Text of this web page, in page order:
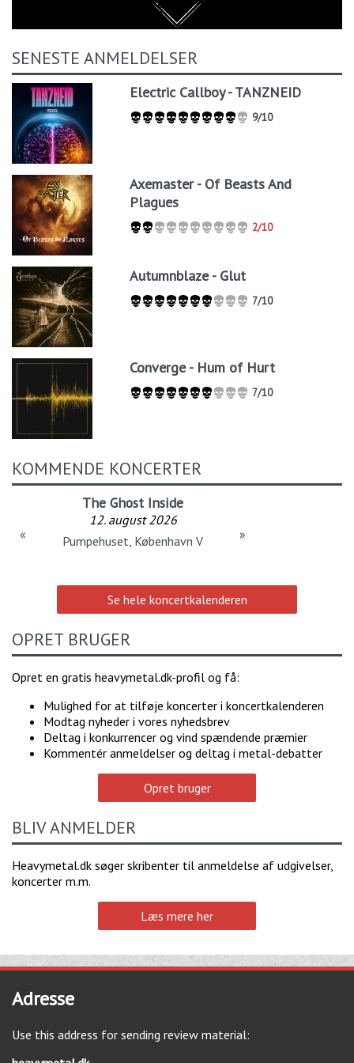
SENESTE ANMELDELSER
Electric Callboy - TANZNEID
9/10
Axemaster - Of Beasts And
Plagues
2/10
Autumnblaze - Glut
7/10
Converge - Hum of Hurt
7/10
KOMMENDE KONCERTER
The Ghost Inside
12. august 2026
Pumpehuset, København V
« »
Se hele koncertkalenderen
OPRET BRUGER
Opret en gratis heavymetal.dk-profil og få:
Mulighed for at tilføje koncerter i koncertkalenderen
Modtag nyheder i vores nyhedsbrev
Deltag i konkurrencer og vind spændende præmier
Kommentér anmeldelser og deltag i metal-debatter
Opret bruger
BLIV ANMELDER
Heavymetal.dk søger skribenter til anmeldelse af udgivelser,
koncerter m.m.
Læs mere her
Adresse
Use this address for sending review material: